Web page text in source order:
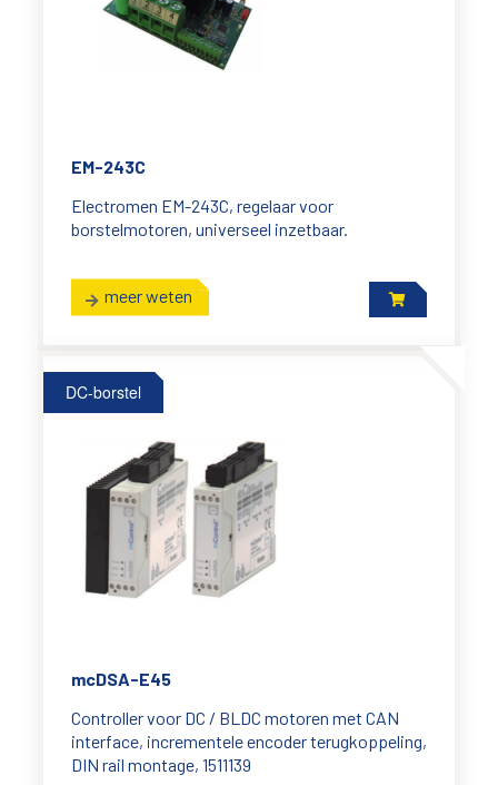
EM-243C
Electromen EM-243C, regelaar voor
borstelmotoren, universeel inzetbaar.
meer weten
DC-borstel
mcDSA-E45
Controller voor DC / BLDC motoren met CAN
interface, incrementele encoder terugkoppeling,
DIN rail montage, 1511139